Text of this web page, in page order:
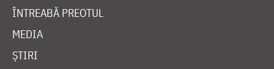
ÎNTREABĂ PREOTUL
MEDIA
ȘTIRI